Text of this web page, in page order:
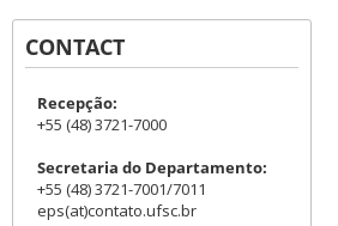
CONTACT
Recepção:
+55 (48) 3721-7000
Secretaria do Departamento:
+55 (48) 3721-7001/7011
eps(at)contato.ufsc.br